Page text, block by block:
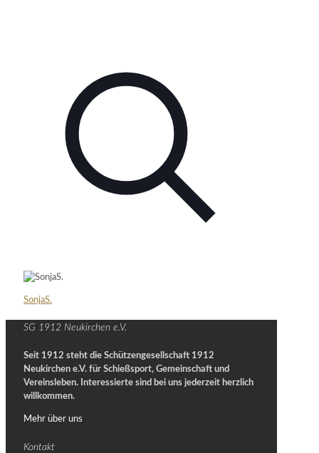
SonjaS.
SG 1912 Neukirchen e.V.
Seit 1912 steht die Schützengesellschaft 1912
Neukirchen e.V. für Schießsport, Gemeinschaft und
Vereinsleben. Interessierte sind bei uns jederzeit herzlich
willkommen.
Mehr über uns
Kontakt